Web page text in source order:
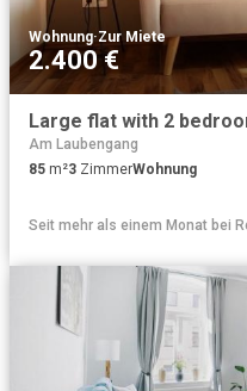
Wohnung·Zur Miete
2.400 €
Am Laubengang
85 m²3 ZimmerWohnung
Seit mehr als einem Monat bei